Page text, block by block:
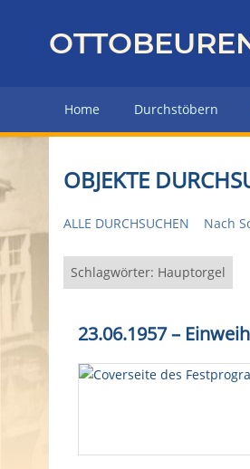
z
r
H
u
p
e
Home Durchstöbern
OBJEKTE
ALLE DURCHSUCHEN Nach
Schlagwörter: Hauptorgel
23.06.1957–